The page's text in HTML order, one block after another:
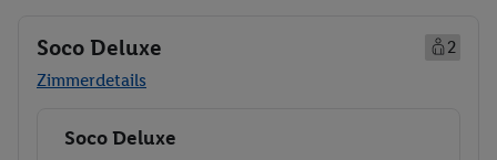
Soco Deluxe
2
Zimmerdetails
Buchen
Soco Deluxe